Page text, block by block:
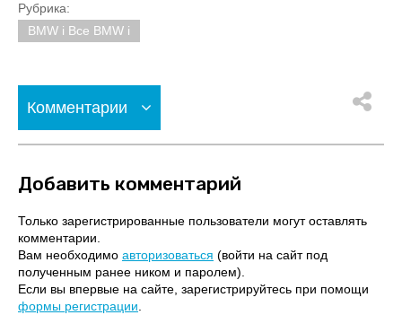
Рубрика:
BMW i Все BMW i
Комментарии
Добавить комментарий
Только зарегистрированные пользователи могут оставлять
комментарии.
Вам необходимо авторизоваться (войти на сайт под
полученным ранее ником и паролем).
Если вы впервые на сайте, зарегистрируйтесь при помощи
формы регистрации